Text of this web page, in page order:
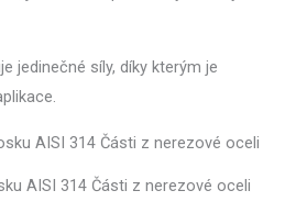
jedinečné síly, díky kterým je
AISI 314 Části z nerezové oceli